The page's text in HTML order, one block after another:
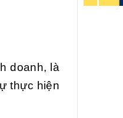
doanh, là
thực hiện